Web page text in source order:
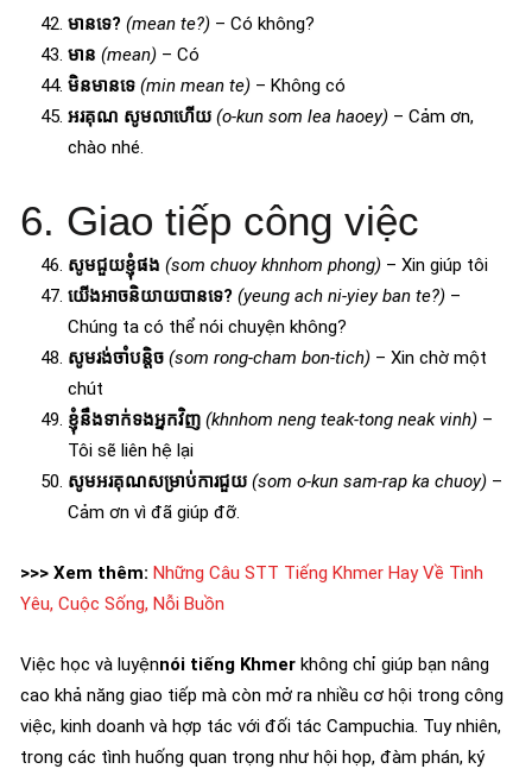
មានទេ? (mean te?) – Có không?
មាន (mean) – Có
មិនមានទេ (min mean te) – Không có
អរគុណ សូមលាហើយ (o-kun som lea haoey) – Cảm ơn,
chào nhé.
6. Giao tiếp công việc
សូមជួយខ្ញុំផង (som chuoy khnhom phong) – Xin giúp tôi
យើងអាចនិយាយបានទេ? (yeung ach ni-yiey ban te?) –
Chúng ta có thể nói chuyện không?
សូមរង់ចាំបន្តិច (som rong-cham bon-tich) – Xin chờ một
chút
ខ្ញុំនឹងទាក់ទងអ្នកវិញ (khnhom neng teak-tong neak vinh) –
Tôi sẽ liên hệ lại
សូមអរគុណសម្រាប់ការជួយ (som o-kun sam-rap ka chuoy) –
Cảm ơn vì đã giúp đỡ.
>>> Xem thêm: Những Câu STT Tiếng Khmer Hay Về Tình
Yêu, Cuộc Sống, Nỗi Buồn
Việc học và luyệnnói tiếng Khmer không chỉ giúp bạn nâng
cao khả năng giao tiếp mà còn mở ra nhiều cơ hội trong công
việc, kinh doanh và hợp tác với đối tác Campuchia. Tuy nhiên,
trong các tình huống quan trọng như hội họp, đàm phán, ký